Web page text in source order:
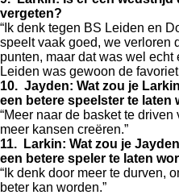
vergeten?
“Ik denk tegen BS Leiden en
speelt vaak goed, we verloren
punten, maar dat was wel
Leiden was gewoon de
10. Jayden: Wat zou je
een betere speelster te laten
“Meer naar de basket te
meer kansen creëren.”
11. Larkin: Wat zou je
een betere speler te laten
“Ik denk door meer te durven,
beter kan worden.”